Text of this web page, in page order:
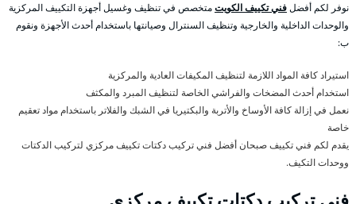
نوفر لكم أفضلفني تكييف الكويتمتخصص في تنظيف وغسيل أجهزة التكييف المركزية
والوحدات الداخلية والخارجية وتنظيف السنترال وصيانتها باستخدام أحدث الأجهزة ونقوم
ب:
استيراد كافة المواد اللازمة لتنظيف المكيفات العادية والمركزية
استخدام أحدث المضخات والفراشي الخاصة لتنظيف المبرد والمكثف
نعمل في إزالة كافة الأوساخ والأتربة والبكتيريا في الشبك والفلاتر باستخدام مواد تعقيم
خاصة
يقدم لكم فني تكييف صبحان أفضل فني تركيب دكتات تكييف مركزي لتركيب الدكتات
ووحدات التكيف.